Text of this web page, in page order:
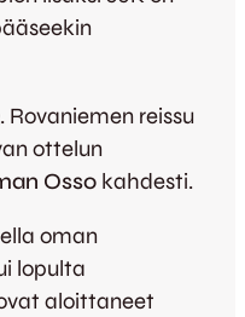
reissu
ottelun
Osso kahdesti.
oman
lopulta
aloittaneet